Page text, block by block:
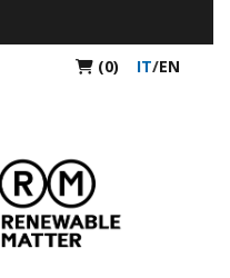
(0) IT/EN